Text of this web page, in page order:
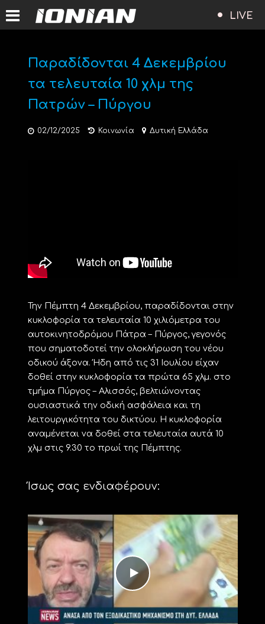
LIVE
Παραδίδονται 4 Δεκεμβρίου
τα τελευταία 10 χλμ της
Πατρών – Πύργου
02/12/2025 Κοινωνία Δυτική Ελλάδα
Την Πέμπτη 4 Δεκεμβρίου, παραδίδονται στην
κυκλοφορία τα τελευταία 10 χιλιόμετρα του
αυτοκινητοδρόμου Πάτρα – Πύργος, γεγονός
που σηματοδοτεί την ολοκλήρωση του νέου
οδικού άξονα. Ήδη από τις 31 Ιουλίου είχαν
δοθεί στην κυκλοφορία τα πρώτα 65 χλμ. στο
τμήμα Πύργος – Αλισσός, βελτιώνοντας
ουσιαστικά την οδική ασφάλεια και τη
λειτουργικότητα του δικτύου. Η κυκλοφορία
αναμένεται να δοθεί στα τελευταία αυτά 10
χλμ στις 9.30 το πρωί της Πέμπτης.
Ίσως σας ενδιαφέρουν: